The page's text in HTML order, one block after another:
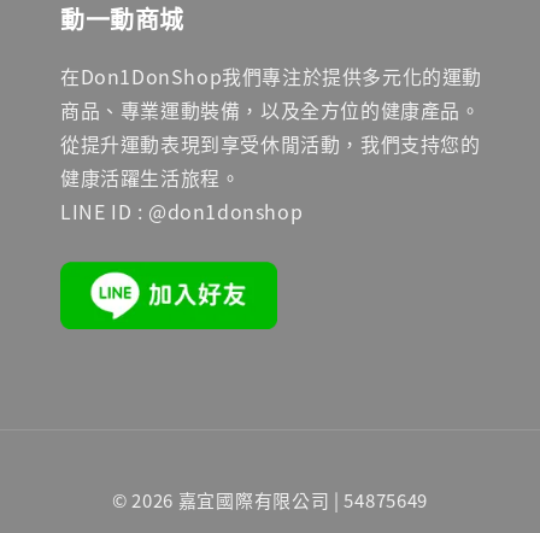
動一動商城
在Don1DonShop我們專注於提供多元化的運動
商品、專業運動裝備，以及全方位的健康產品。
從提升運動表現到享受休閒活動，我們支持您的
健康活躍生活旅程。
LINE ID : @don1donshop
© 2026 嘉宜國際有限公司 | 54875649